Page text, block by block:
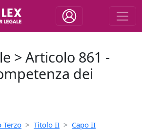
> Articolo 861 -
dei
Terzo Titolo II
Capo II